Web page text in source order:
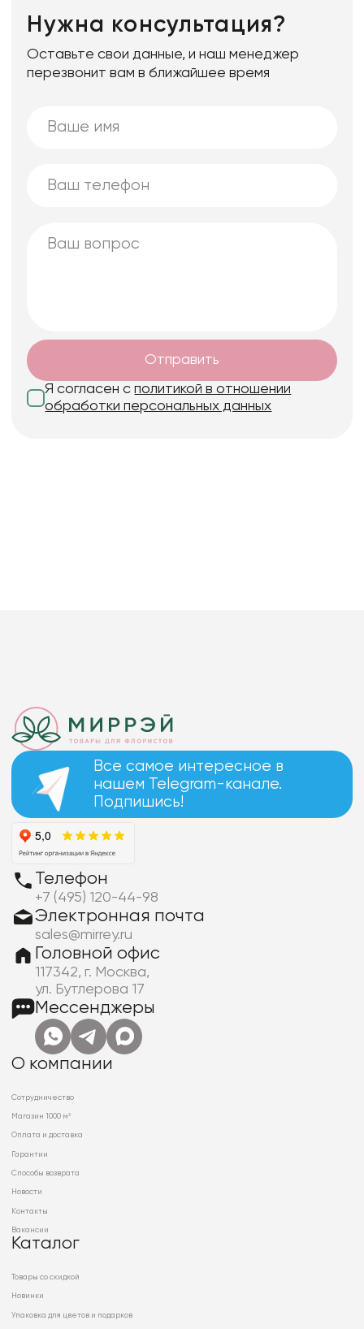
Нужна консультация?
Оставьте свои данные, и наш менеджер
перезвонит вам в ближайшее время
Отправить
Я согласен сполитикой в отношении
обработки персональных данных
Все самое интересное в
нашем Telegram-канале.
Подпишись!
Телефон
+7 (495) 120-44-98
Электронная почта
sales@mirrey.ru
Головной офис
117342, г. Москва,
ул. Бутлерова 17
Мессенджеры
О компании
Сотрудничество
Магазин 1000 м²
Оплата и доставка
Гарантии
Способы возврата
Новости
Контакты
Вакансии
Каталог
Товары со скидкой
Новинки
Упаковка для цветов и подарков